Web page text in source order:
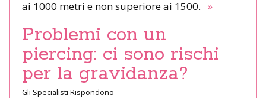
ai 1000 metri e non superiore ai 1500. »
Problemi con un
piercing: ci sono rischi
per la gravidanza?
Gli Specialisti Rispondono